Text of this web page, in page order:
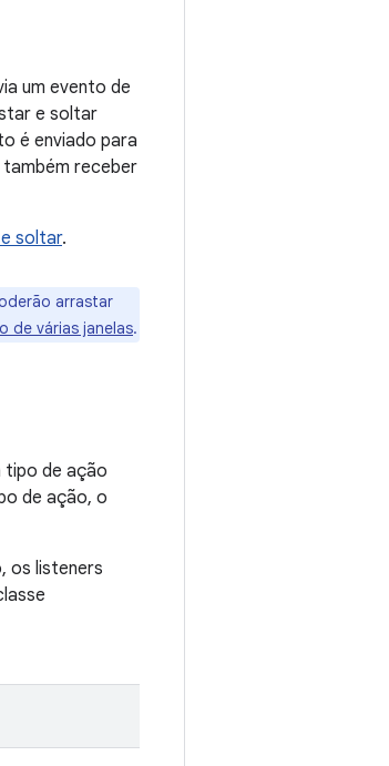
um evento de
e soltar
é enviado para
receber
soltar.
arrastar
de várias janelas.
tipo de ação
de ação, o
os listeners